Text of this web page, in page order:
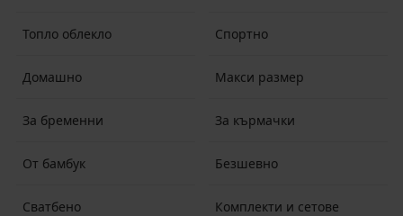
Топло облекло Спортно
Домашно Макси размер
За бременни За кърмачки
От бамбук Безшевно
Сватбено Комплекти и сетове